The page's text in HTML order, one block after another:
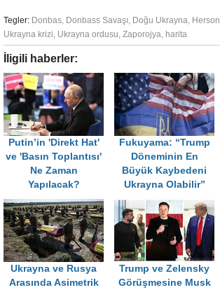
Tegler: Donbas, Donbass Savaşı, Doğu Ukrayna, Herson
Ukrayna krizi, Ukrayna ordusu, Zaporojya, harita
İligili haberler:
Putin’in 'Direkt Hat'
ve 'Basın Toplantısı'
Ne Zaman
Yapılacak?
Fukuyama: “Trump
Döneminin En
Büyük Kaybedeni
Ukrayna Olabilir”
Ukrayna ve Rusya
Arasında Asimetrik
Trump ve Zelensky
Görüşmesine Musk